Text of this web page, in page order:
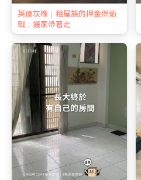
英倫灰橡｜租屋族的押金保衛
戰，搬家帶著走